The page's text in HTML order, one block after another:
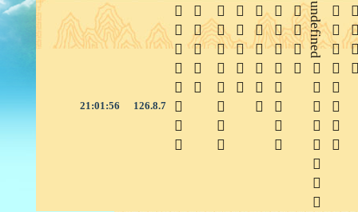
21:01:56 126.8.7

 
undefined




